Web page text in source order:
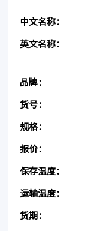
中文名称：
英文名称：
品牌：
货号：
规格：
报价：
保存温度：
运输温度：
货期：